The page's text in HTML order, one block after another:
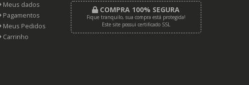
Meus dados
Pagamentos
Meus Pedidos
Carrinho
COMPRA 100% SEGURA
Fique tranquilo, sua compra está protegida!
Este site possui certificado SSL